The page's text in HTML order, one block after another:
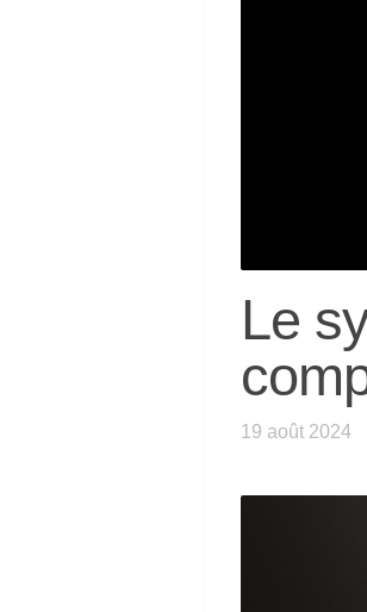
Le
19 août 2024